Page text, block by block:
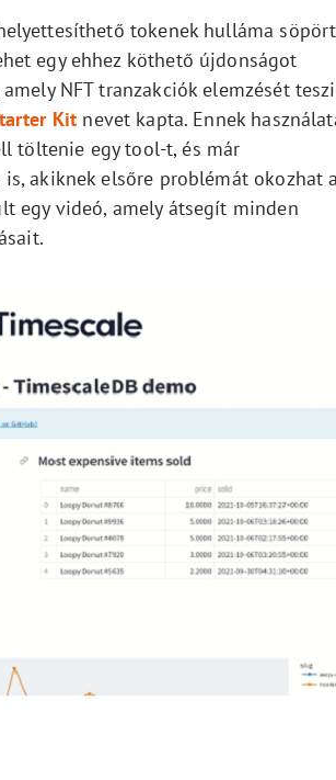
tokenek hulláma söpört
egy ehhez köthető újdonságot
NFT tranzakciók elemzését teszi
Kit nevet kapta. Ennek
töltenie egy tool-t, és már
akiknek elsőre problémát okozhat
egy videó, amely átsegít minden